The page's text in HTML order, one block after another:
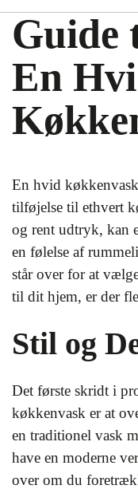
Guide
En
En hvid
tilføjelse til ethvert
og rent udtryk, kan
en følelse af
står over for at
til dit hjem, er der
Stil og
Det første skridt i
køkkenvask er at
en traditionel vask
have en moderne
over om du